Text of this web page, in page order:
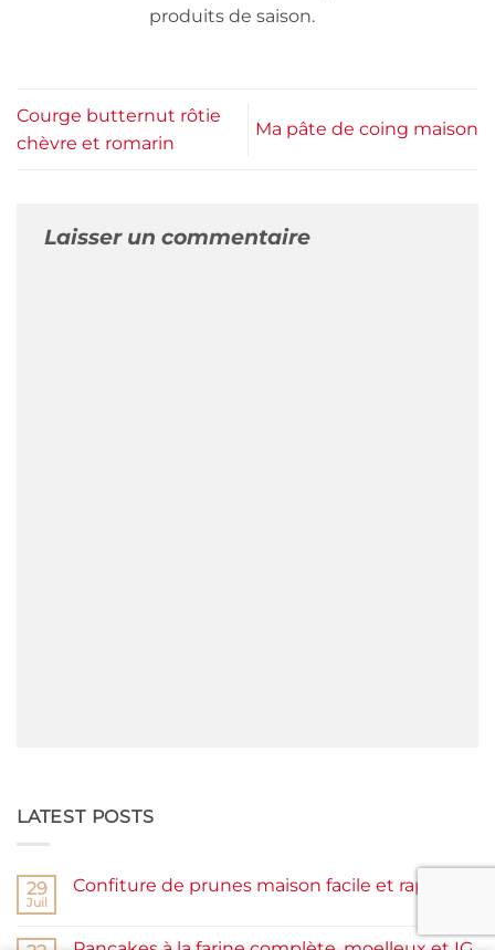
produits de saison.
Courge butternut rôtie
chèvre et romarin
Ma pâte de coing maison
Laisser un commentaire
LATEST POSTS
29
Juil
Confiture de prunes maison facile et rapide